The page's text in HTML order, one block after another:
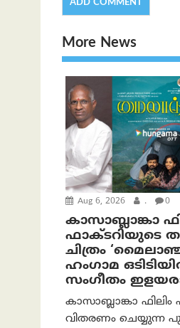
More News
Aug 6, 2026 . 0
കാസാബ്ലാങ്കാ
ഫാക്ടറിയുടെ
ചിത്രം
ഹംഗാമ
സംഗീതം
കാസാബ്ലാങ്കാ ഫിലിം
വിതരണം ചെയ്യുന്ന